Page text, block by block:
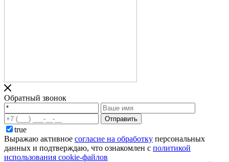
Обратный звонок
Отправить
true
Выражаю активное согласие на обработку персональных
данных и подтверждаю, что ознакомлен с политикой
использования cookie-файлов